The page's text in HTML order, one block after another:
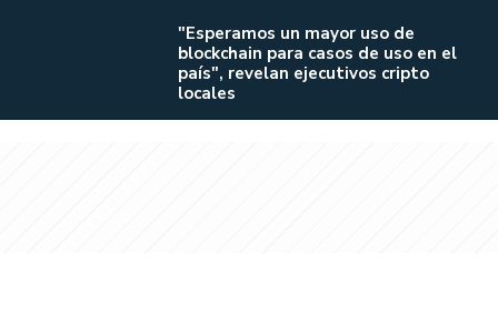
"Esperamos un mayor uso de
blockchain para casos de uso en el
país", revelan ejecutivos cripto
locales